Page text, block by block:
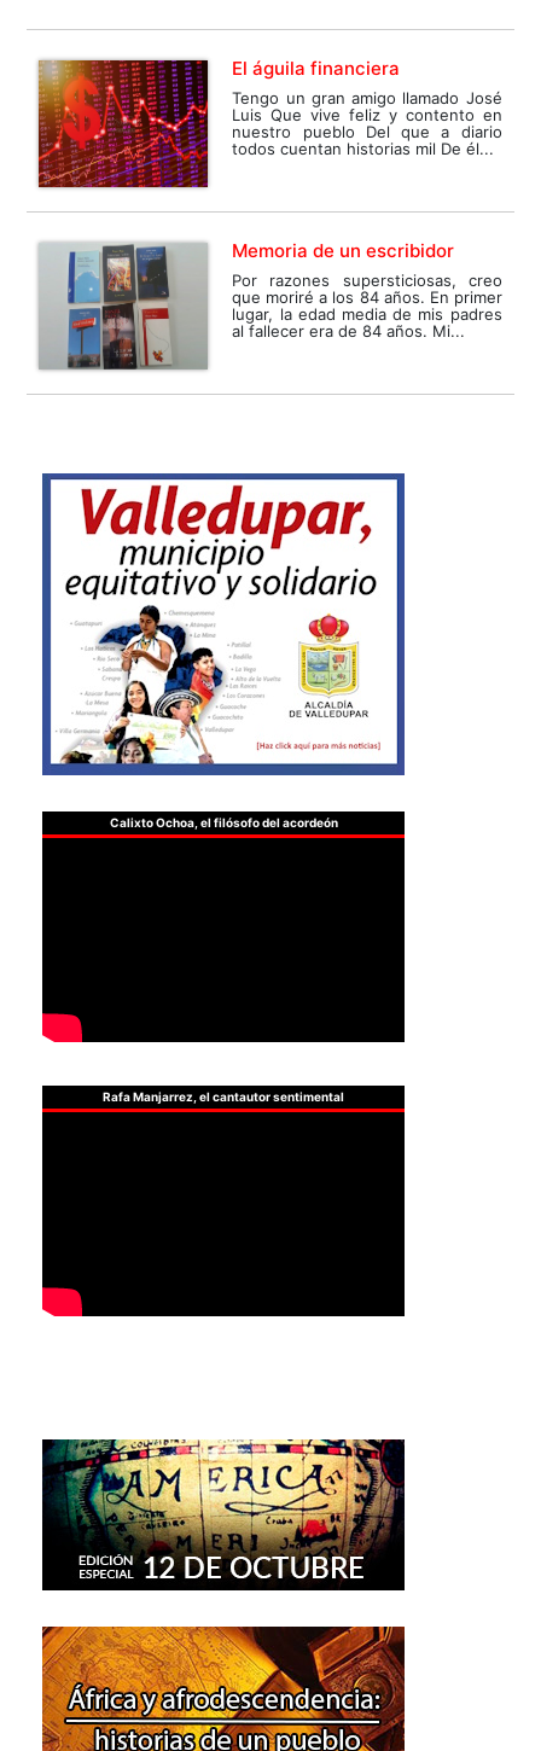
El águila financiera
Tengo un gran amigo llamado José
Luis Que vive feliz y contento en
nuestro pueblo Del que a diario
todos cuentan historias mil De él...
Memoria de un escribidor
Por razones supersticiosas, creo
que moriré a los 84 años. En primer
lugar, la edad media de mis padres
al fallecer era de 84 años. Mi...
Calixto Ochoa, el filósofo del acordeón
Rafa Manjarrez, el cantautor sentimental